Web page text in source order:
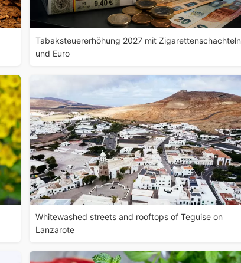
Tabaksteuererhöhung 2027 mit Zigarettenschachteln
und Euro
Whitewashed streets and rooftops of Teguise on
Lanzarote